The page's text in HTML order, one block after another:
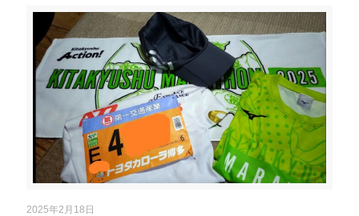
2025年2月18日